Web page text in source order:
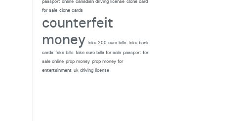
for sale clone cards
counterfeit
money fake 200 euro bills fake bank
cards fake bills fake euro bills for sale passport for
sale online prop money prop money for
entertainment uk driving license